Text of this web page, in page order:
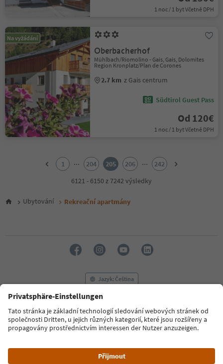
1 noc / 1 byt Včetně DPH
Na vyžádání
Oberbacherhof
Mühlbach/Riomolino - Gais, Gais, Dolomites
Region Kronplatz/Plan de Corones
2.7 km z Gais centrum
Südtirol Guest Pass
Od 120€
1 noc / 1 byt Včetně DPH
6
16
17
18
19
21
1 ... 204 205 206 ...
242
6121 - 6150 z 7242 výsledky
Ubytování Rekreační apartmány
Jazyk: Čeština
FAQ Kontaktujte nás Tisk
MICE
Zásady ochrany osobních údajů
Podmínky a ujednání
Tiráž
Prohlášení o přístupnosti